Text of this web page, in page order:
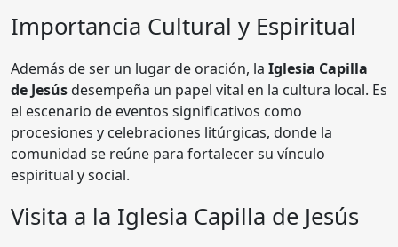
Importancia Cultural y Espiritual
Además de ser un lugar de oración, la Iglesia Capilla
de Jesúsdesempeña un papel vital en la cultura local. Es
el escenario de eventos significativos como
procesiones y celebraciones litúrgicas, donde la
comunidad se reúne para fortalecer su vínculo
espiritual y social.
Visita a la Iglesia Capilla de Jesús